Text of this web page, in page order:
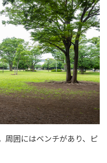
周囲にはベンチがあり、ピ